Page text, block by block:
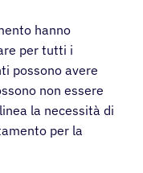
hanno
per tutti i
possono avere
non essere
la necessità di
per la